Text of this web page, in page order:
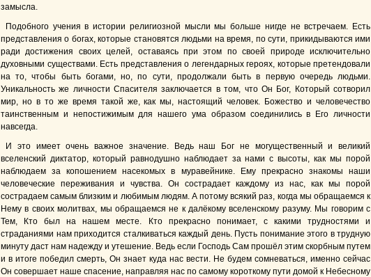
замысла.
Подобного учения в истории религиозной мысли мы больше нигде не встречаем. Есть
представления о богах, которые становятся людьми на время, по сути, прикидываются ими
ради достижения своих целей, оставаясь при этом по своей природе исключительно
духовными существами. Есть представления о легендарных героях, которые претендовали
на то, чтобы быть богами, но, по сути, продолжали быть в первую очередь людьми.
Уникальность же личности Спасителя заключается в том, что Он Бог, Который сотворил
мир, но в то же время такой же, как мы, настоящий человек. Божество и человечество
таинственным и непостижимым для нашего ума образом соединились в Его личности
навсегда.
И это имеет очень важное значение. Ведь наш Бог не могущественный и великий
вселенский диктатор, который равнодушно наблюдает за нами с высоты, как мы порой
наблюдаем за копошением насекомых в муравейнике. Ему прекрасно знакомы наши
человеческие переживания и чувства. Он сострадает каждому из нас, как мы порой
сострадаем самым близким и любимым людям. А потому всякий раз, когда мы обращаемся к
Нему в своих молитвах, мы обращаемся не к далёкому вселенскому разуму. Мы говорим с
Тем, Кто был на нашем месте. Кто прекрасно понимает, с какими трудностями и
страданиями нам приходится сталкиваться каждый день. Пусть понимание этого в трудную
минуту даст нам надежду и утешение. Ведь если Господь Сам прошёл этим скорбным путем
и в итоге победил смерть, Он знает куда нас вести. Не будем сомневаться, именно сейчас
Он совершает наше спасение, направляя нас по самому короткому пути домой к Небесному